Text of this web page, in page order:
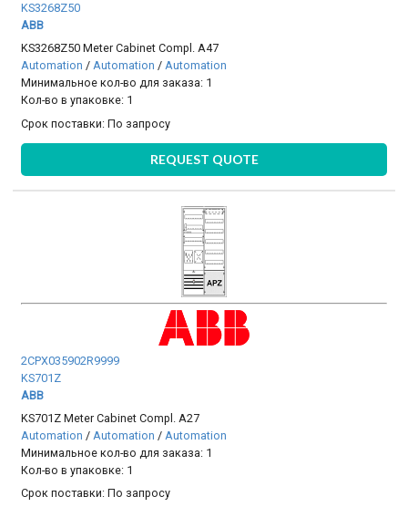
KS3268Z50
ABB
KS3268Z50 Meter Cabinet Compl. A47
Automation /Automation /Automation
Минимальное кол-во для заказа: 1
Кол-во в упаковке: 1
Срок поставки:По запросу
REQUEST QUOTE
2CPX035902R9999
KS701Z
ABB
KS701Z Meter Cabinet Compl. A27
Automation / Automation / Automation
Минимальное кол-во для заказа: 1
Кол-во в упаковке: 1
Срок поставки:По запросу